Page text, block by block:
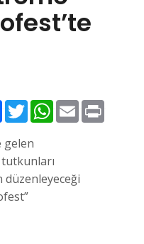
FacebookTwitter WhatsApp
Email
gelen
düzenleyeceği